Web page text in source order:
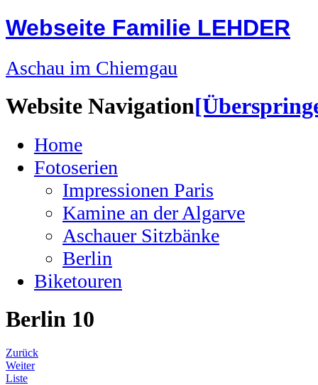
Webseite Familie LEHDER
Aschau im Chiemgau
Website Navigation
Home
Fotoserien
Impressionen Paris
Kamine an der Algarve
Aschauer Sitzbänke
Berlin
Biketouren
Berlin 10
Zurück
Weiter
Liste